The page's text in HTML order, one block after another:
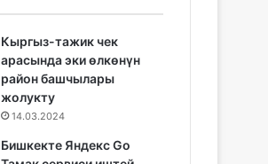
Кыргыз-тажик чек
арасында эки өлкөнүн
район башчылары
жолукту
14.03.2024
Бишкекте Яндекс Go